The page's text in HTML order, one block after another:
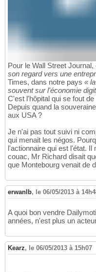
Pour le Wall Street Journal,
son regard vers une
Times, dans notre pays «
souvent sur l'économie
C'est l'hôpital qui se fout de
Depuis quand la
aux USA ?
Je n'ai pas tout suivi ni
qui menait les négos.
l'actionnaire qui est l'état.
couac, Mr Richard disait
que Montebourg venait de
erwanlb, le 06/05/2013 à
A quoi bon vendre
années, n'est plus un
Kearz, le 06/05/2013 à 15h07